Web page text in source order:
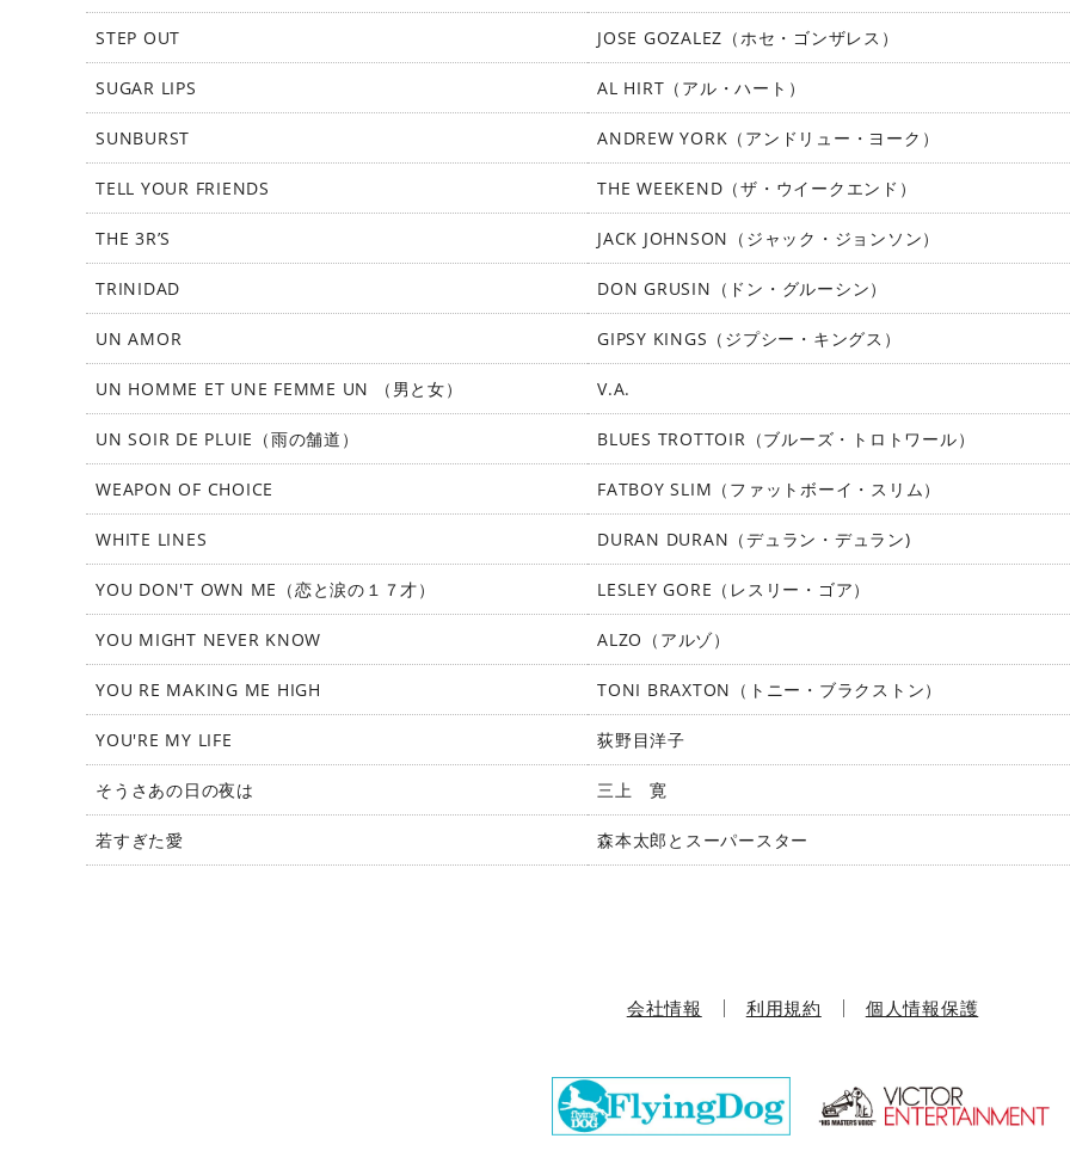
STEP OUT JOSE GOZALEZ（ホセ・ゴンザレス）
SUGAR LIPS AL HIRT（アル・ハート）
SUNBURST ANDREW YORK（アンドリュー・ヨーク）
TELL YOUR FRIENDS THE WEEKEND（ザ・ウイークエンド）
THE 3R’S JACK JOHNSON（ジャック・ジョンソン）
TRINIDAD DON GRUSIN（ドン・グルーシン）
UN AMOR GIPSY KINGS（ジプシー・キングス）
UN HOMME ET UNE FEMME UN （男と女） V.A.
UN SOIR DE PLUIE（雨の舗道） BLUES TROTTOIR（ブルーズ・トロトワール）
WEAPON OF CHOICE FATBOY SLIM（ファットボーイ・スリム）
WHITE LINES DURAN DURAN（デュラン・デュラン)
YOU DON'T OWN ME（恋と涙の１７才） LESLEY GORE（レスリー・ゴア）
YOU MIGHT NEVER KNOW ALZO（アルゾ）
YOU RE MAKING ME HIGH TONI BRAXTON（トニー・ブラクストン）
YOU'RE MY LIFE 荻野目洋子
そうさあの日の夜は 三上 寛
若すぎた愛 森本太郎とスーパースター
会社情報 利用規約 個人情報保護